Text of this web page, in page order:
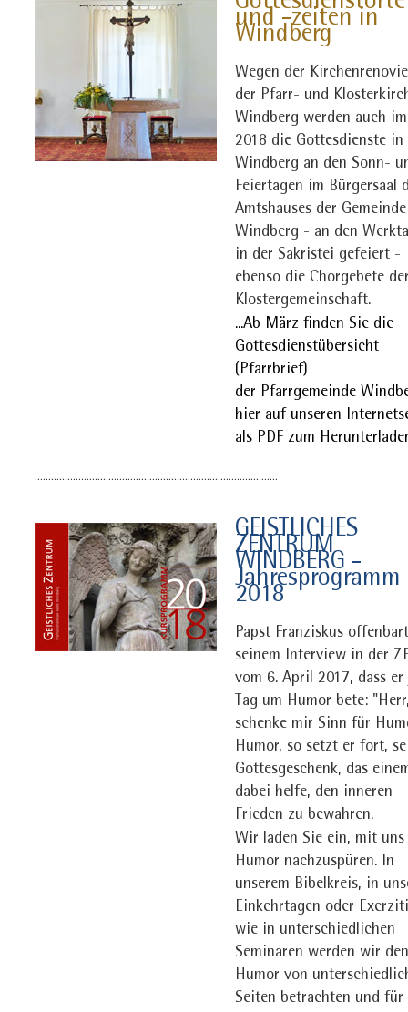
und -zeiten in
Windberg
Wegen der
der Pfarr- und
Windberg werden auch
2018 die Gottesdienste in
Windberg an den Sonn-
Feiertagen im Bürgersaal
Amtshauses der Gemeinde
Windberg - an den
in der Sakristei gefeiert -
ebenso die Chorgebete
Klostergemeinschaft.
...Ab März finden Sie die
Gottesdienstübersicht
(Pfarrbrief)
der Pfarrgemeinde
hier auf unseren
als PDF zum
.........................................................................................
GEISTLICHES
ZENTRUM
WINDBERG -
Jahresprogramm
2018
Papst Franziskus
seinem Interview in der
vom 6. April 2017, dass er
Tag um Humor bete:
schenke mir Sinn für
Humor, so setzt er fort,
Gottesgeschenk, das
dabei helfe, den inneren
Frieden zu bewahren.
Wir laden Sie ein, mit uns
Humor nachzuspüren. In
unserem Bibelkreis, in
Einkehrtagen oder
wie in unterschiedlichen
Seminaren werden wir den
Humor von
Seiten betrachten und für